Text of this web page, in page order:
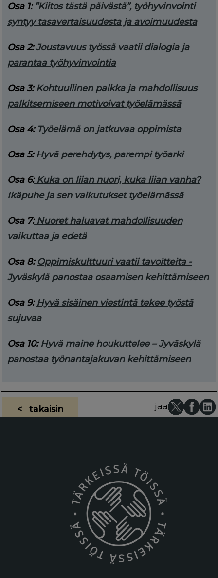
Osa 1: ”Kiitos tästä päivästä”, työhyvinvointi
syntyy tasavertaisuudesta ja avoimuudesta
Osa 2:Joustavuus työssä vaatii dialogia ja
parantaa työhyvinvointia
Osa 3: Kohtuullinen palkka ja mahdollisuus
palkitsemiseen motivoivat työelämässä
Osa 4: Työelämä on jatkuvaa oppimista
Osa 5: Hyvä perehdytys, parempi työarki
Osa 6: Kuka on liian nuori, kuka liian vanha?
Ikäpuhe ja sen vaikutukset työelämässä
Osa 7: Nuoret haluavat mahdollisuuden
vaikuttaa ja edetä
Osa 8: Oppimiskulttuuri vaatii tavoitteita -
Jyväskylä panostaa osaamisen kehittämiseen
Osa 9: Hyvä sisäinen viestintä tekee työstä
sujuvaa
Osa 10: Hyvä maine houkuttelee – Jyväskylä
panostaa työnantajakuvan kehittämiseen
< takaisin jaa